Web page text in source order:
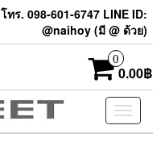
โทร. 098-601-6747 LINE ID:
@naihoy (มี @ ด้วย)
0
0.00฿
Toggle